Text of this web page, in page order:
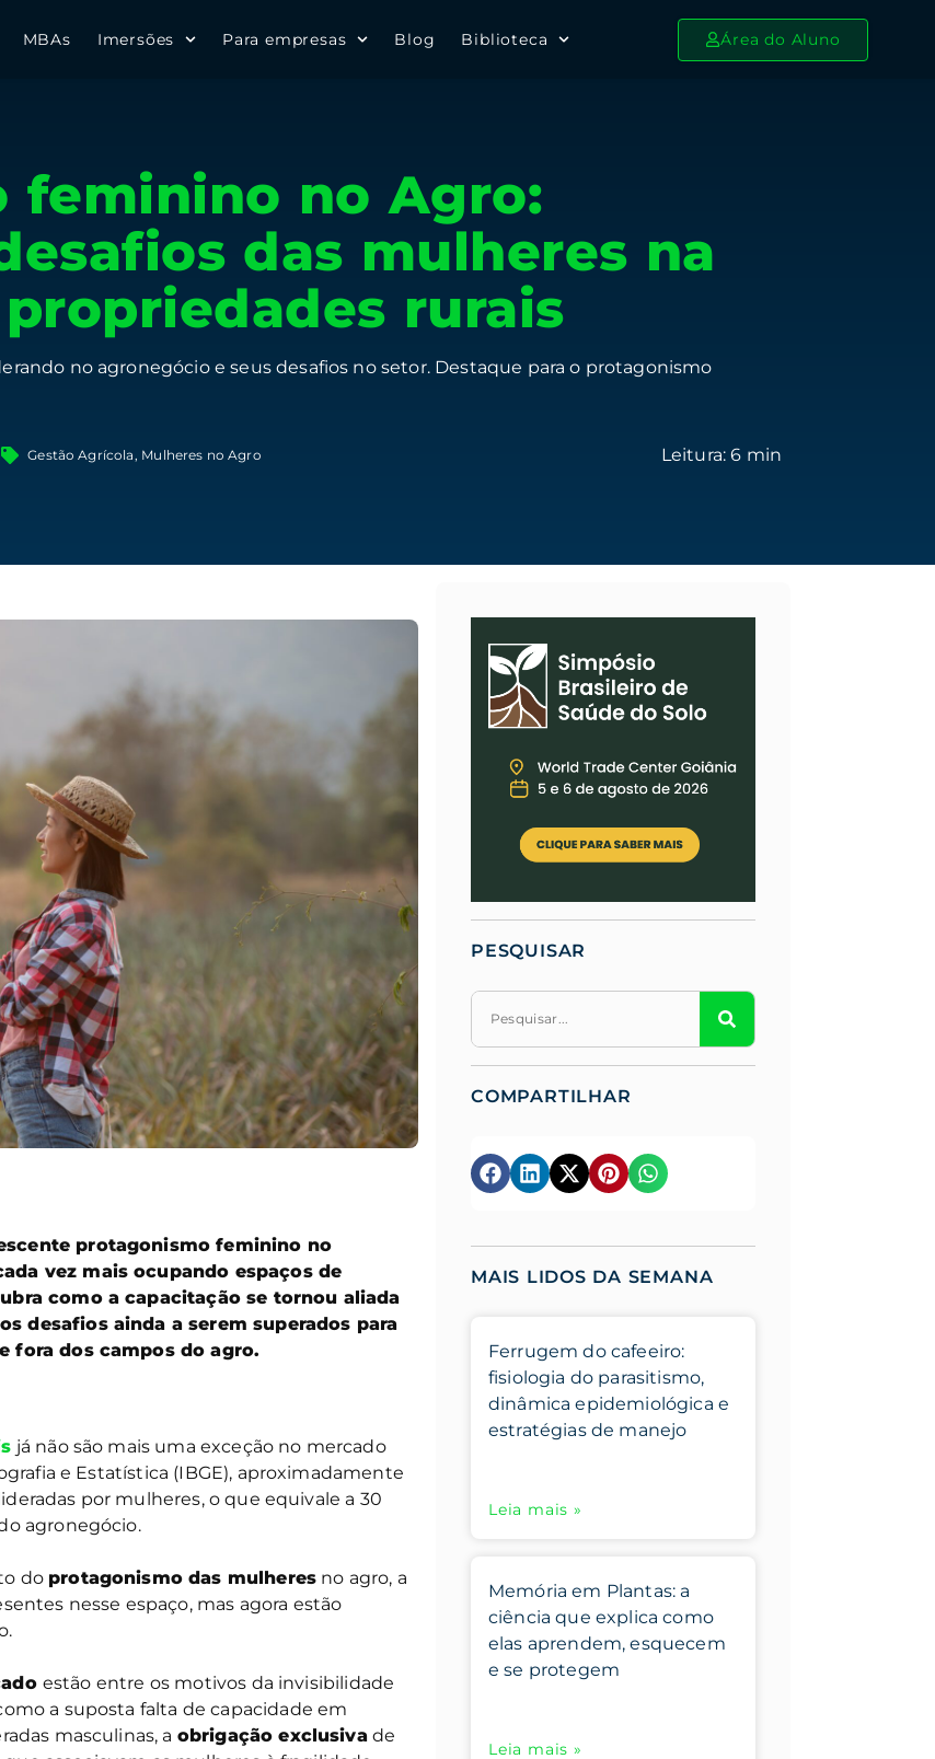
MBAs Imersões Para empresas Blog Biblioteca Área do Aluno
feminino no Agro:
das mulheres na
rurais
no agronegócio e seus desafios no setor. Destaque para o protagonismo
Gestão Agrícola, Mulheres no Agro
protagonismo feminino no
vez mais ocupando espaços de
como a capacitação se tornou aliada
desafios ainda a serem superados para
fora dos campos do agro.
já não são mais uma exceção no mercado
e Estatística (IBGE), aproximadamente
por mulheres, o que equivale a 30
agronegócio.
do protagonismo das mulheres no agro, a
nesse espaço, mas agora estão
estão entre os motivos da invisibilidade
a suposta falta de capacidade em
masculinas, a obrigação exclusivade
PESQUISAR
COMPARTILHAR
MAIS LIDOS DA SEMANA
Ferrugem do cafeeiro:
fisiologia do parasitismo,
dinâmica epidemiológica e
estratégias de manejo
Leia mais »
Memória em Plantas: a
ciência que explica como
elas aprendem, esquecem
e se protegem
Leia mais »